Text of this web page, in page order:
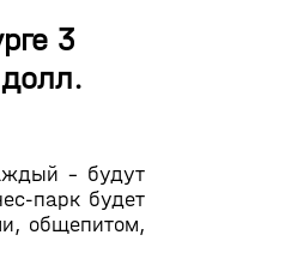
3
– будут
парк будет
общепитом,